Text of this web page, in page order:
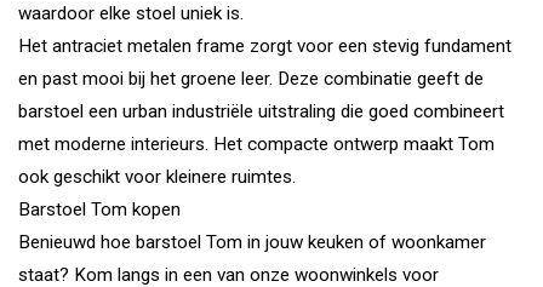
waardoor elke stoel uniek is.
Het antraciet metalen frame zorgt voor een stevig fundament
en past mooi bij het groene leer. Deze combinatie geeft de
barstoel een urban industriële uitstraling die goed combineert
met moderne interieurs. Het compacte ontwerp maakt Tom
ook geschikt voor kleinere ruimtes.
Barstoel Tom kopen
Benieuwd hoe barstoel Tom in jouw keuken of woonkamer
staat? Kom langs in een van onze woonwinkels voor